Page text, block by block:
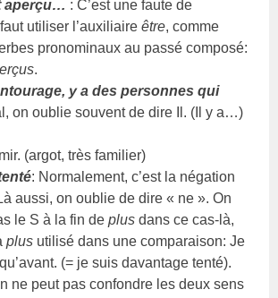
aperçu… : C’est une faute de
utiliser l’auxiliaireêtre, comme
pronominaux au passé composé:
.
y a des personnes qui
on oublie souvent de dire Il. (Il y a…)
(argot, très familier)
: Normalement, c’est la négation
aussi, on oublie de dire « ne ». On
le S à la fin deplus dans ce cas-là,
plus utilisé dans une comparaison: Je
(= je suis davantage tenté).
ne peut pas confondre les deux sens